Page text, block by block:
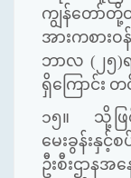
ကျွန်တော်
အားကစား
ဘာလ (၂၅)
ရှိကြောင်း
၁၅။ သို့ဖ
မေးခွန်းနှ
ဦးစီးဌာန